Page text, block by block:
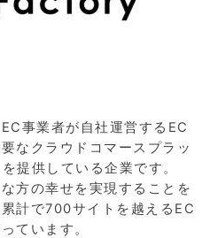
事業者が自社運営するEC
なクラウドコマースプラッ
提供している企業です。
方の幸せを実現することを
計で700サイトを越えるEC
ています。